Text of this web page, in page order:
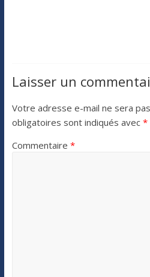
Laisser un
Votre adresse e-mail ne sera
obligatoires sont indiqués avec *
Commentaire *